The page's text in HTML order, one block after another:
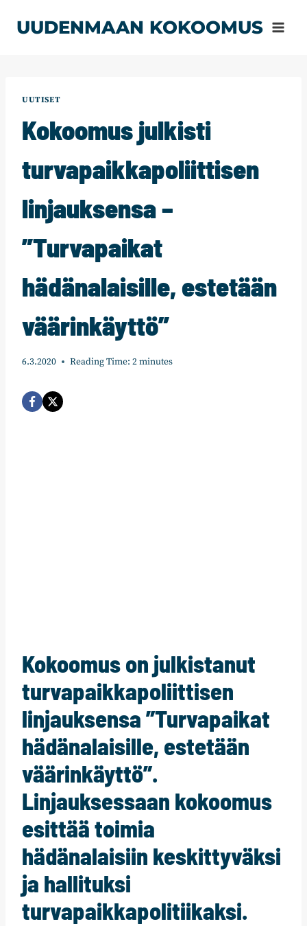
sisältöön
UUDENMAAN KOKOOMUS
UUTISET
Kokoomus julkisti
turvapaikkapoliittisen
linjauksensa –
”Turvapaikat
hädänalaisille, estetään
väärinkäyttö”
6.3.2020 Reading Time: 2minutes
Kokoomus on julkistanut
turvapaikkapoliittisen
linjauksensa ”Turvapaikat
hädänalaisille, estetään
väärinkäyttö”.
Linjauksessaan kokoomus
esittää toimia
hädänalaisiin keskittyväksi
ja hallituksi
turvapaikkapolitiikaksi.